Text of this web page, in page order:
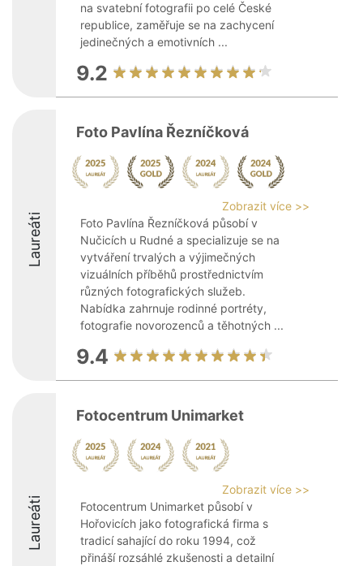
na svatební fotografii po celé České
republice, zaměřuje se na zachycení
jedinečných a emotivních ...
9.2
Laureáti
Foto Pavlína Řezníčková
Zobrazit více >>
Foto Pavlína Řezníčková působí v
Nučicích u Rudné a specializuje se na
vytváření trvalých a výjimečných
vizuálních příběhů prostřednictvím
různých fotografických služeb.
Nabídka zahrnuje rodinné portréty,
fotografie novorozenců a těhotných ...
9.4
Laureáti
Fotocentrum Unimarket
Zobrazit více >>
Fotocentrum Unimarket působí v
Hořovicích jako fotografická firma s
tradicí sahající do roku 1994, což
přináší rozsáhlé zkušenosti a detailní